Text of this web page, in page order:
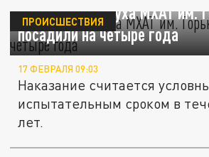
Бывшего главбуха МХАТ им.
посадили на четыре года
ПРОИСШЕСТВИЯ
17 ФЕВРАЛЯ 09:03
Наказание считается
испытательным сроком в
лет.